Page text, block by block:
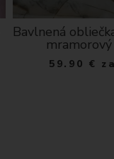
Bavlnená
59.90 €